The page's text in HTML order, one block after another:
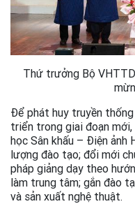
Thứ trưởng Bộ
Để phát huy truyền
triển trong giai đoạn
học Sân khấu – Điện ảnh
lượng đào tạo; đổi mới
pháp giảng dạy theo
làm trung tâm; gắn đào
và sản xuất nghệ thuật.